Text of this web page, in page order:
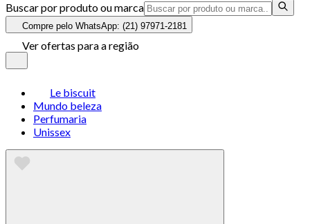
Buscar por produto ou marca
Compre pelo WhatsApp: (21) 97971-2181
Ver ofertas para a região
Le biscuit
Mundo beleza
Perfumaria
Unissex